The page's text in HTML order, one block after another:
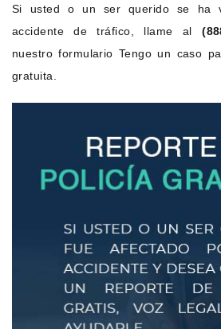
Si usted o un ser querido se ha
accidente de tráfico, llame al
nuestro formulario Tengo un caso
gratuita.